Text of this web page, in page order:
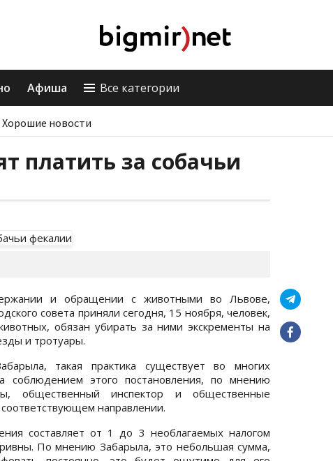
Афиша Все категории
Хорошие новости
платить за собачьи
и обращении с животными во Львове,
совета приняли сегодня, 15 ноября, человек,
обязан убирать за ними экскременты на
и тротуары.
такая практика существует во многих
соблюдением этого постановления, по мнению
общественный инспектор и общественные
направлении.
составляет от 1 до 3 необлагаемых налогом
По мнению Забарыла, это небольшая сумма,